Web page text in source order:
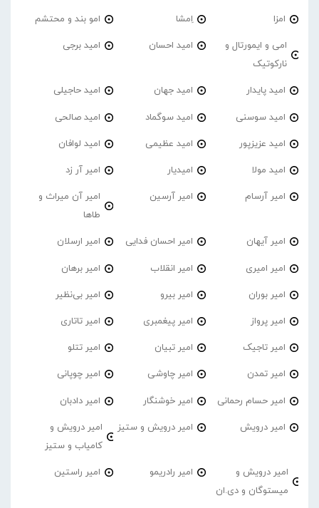
امزا اِمشا امو بند و محتشم
امی و ایمورتال و
نارکوتیک
امید احسان امید برجی
امید پایدار امید جهان امید حاجیلی
امید سوسنی امید سوگماد امید صالحی
امید عزیزپور امید عظیمی امید لوافان
امید مولا امیدیار امیر آر زد
امیر آرسام امیر آرسین
امیر آن میراث و
طاها
امیر آیهان امیر احسان فدایی امیر ارسلان
امیر امیری امیر انقلاب امیر برهان
امیر‌ بوران امیر بیرو امیر بی‌نظیر
امیر پرواز امیر پیغمبری امیر تاتاری
امیر تاجیک امیر تبیان امیر تتلو
امیر تمدن امیر چاوشی امیر چوپانی
امیر حسام رحمانی امیر خوشنگار امیر دادبان
امیر درویش امیر درویش و ستیز
امیر درویش و
کامیاب و ستیز
امیر درویش و
میستوگان و دی.ان
امیر رادریمو امیر راستین